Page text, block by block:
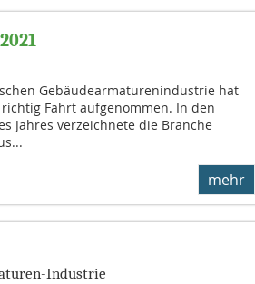
Gebäudearmaturenindustrie hat
Fahrt aufgenommen. In den
Jahres verzeichnete die Branche
mehr
Industrie